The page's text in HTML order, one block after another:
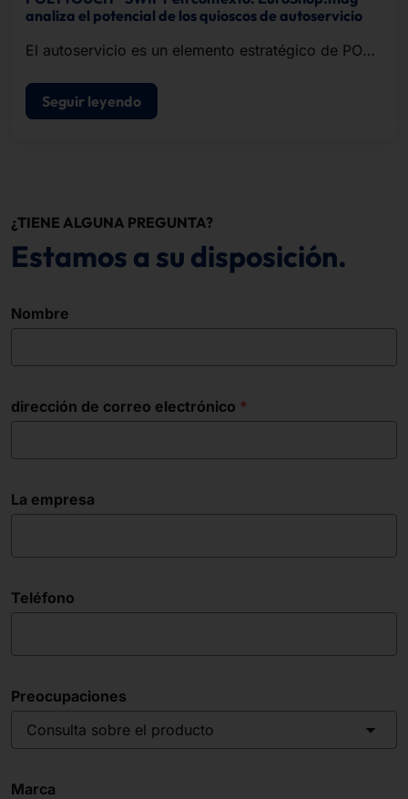
analiza el potencial de los quioscos de autoservicio
El autoservicio es un elemento estratégico de POS
Seguir leyendo
¿TIENE ALGUNA PREGUNTA?
Estamos a su disposición.
Nombre
dirección de correo electrónico
La empresa
Teléfono
Preocupaciones
Consulta sobre el producto
Marca